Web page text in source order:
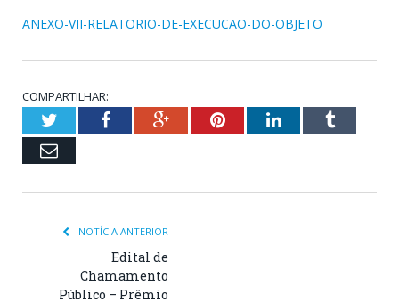
ANEXO-VII-RELATORIO-DE-EXECUCAO-DO-OBJETO
COMPARTILHAR:
TwitterFacebookGoogle+PinterestLinkedInTumblr
Email
NOTÍCIA ANTERIOR
Edital de
Chamamento
Público – Prêmio